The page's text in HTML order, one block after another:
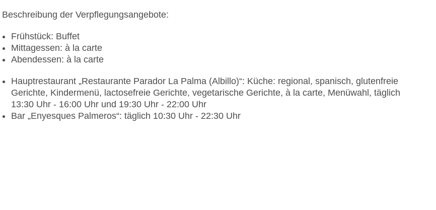
Beschreibung der Verpflegungsangebote:
Frühstück: Buffet
Mittagessen: à la carte
Abendessen: à la carte
Hauptrestaurant „Restaurante Parador La Palma (Albillo)“: Küche: regional, spanisch, glutenfreie
Gerichte, Kindermenü, lactosefreie Gerichte, vegetarische Gerichte, à la carte, Menüwahl, täglich
13:30 Uhr - 16:00 Uhr und 19:30 Uhr - 22:00 Uhr
Bar „Enyesques Palmeros“: täglich 10:30 Uhr - 22:30 Uhr